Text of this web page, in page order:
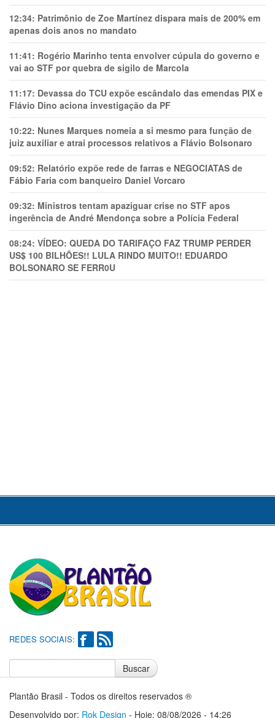
12:34: Patrimônio de Zoe Martínez dispara mais de 200% em
apenas dois anos no mandato
11:41: Rogério Marinho tenta envolver cúpula do governo e
vai ao STF por quebra de sigilo de Marcola
11:17: Devassa do TCU expõe escândalo das emendas PIX e
Flávio Dino aciona investigação da PF
10:22: Nunes Marques nomeia a si mesmo para função de
juiz auxiliar e atrai processos relativos a Flávio Bolsonaro
09:52: Relatório expõe rede de farras e NEGOCIATAS de
Fábio Faria com banqueiro Daniel Vorcaro
09:32: Ministros tentam apaziguar crise no STF apos
ingerência de André Mendonça sobre a Polícia Federal
08:24: VÍDEO: QUEDA DO TARIFAÇO FAZ TRUMP PERDER
US$ 100 BILHÕES!! LULA RINDO MUITO!! EDUARDO
BOLSONARO SE FERR0U
REDES SOCIAIS:
Buscar
Plantão Brasil - Todos os direitos reservados ®
Desenvolvido por: Rok Design - Hoje: 08/08/2026 - 14:26